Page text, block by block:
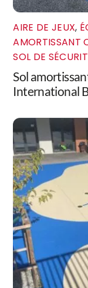
AIRE DE JEUX,
AMORTISSANT
SOL DE
Sol
International